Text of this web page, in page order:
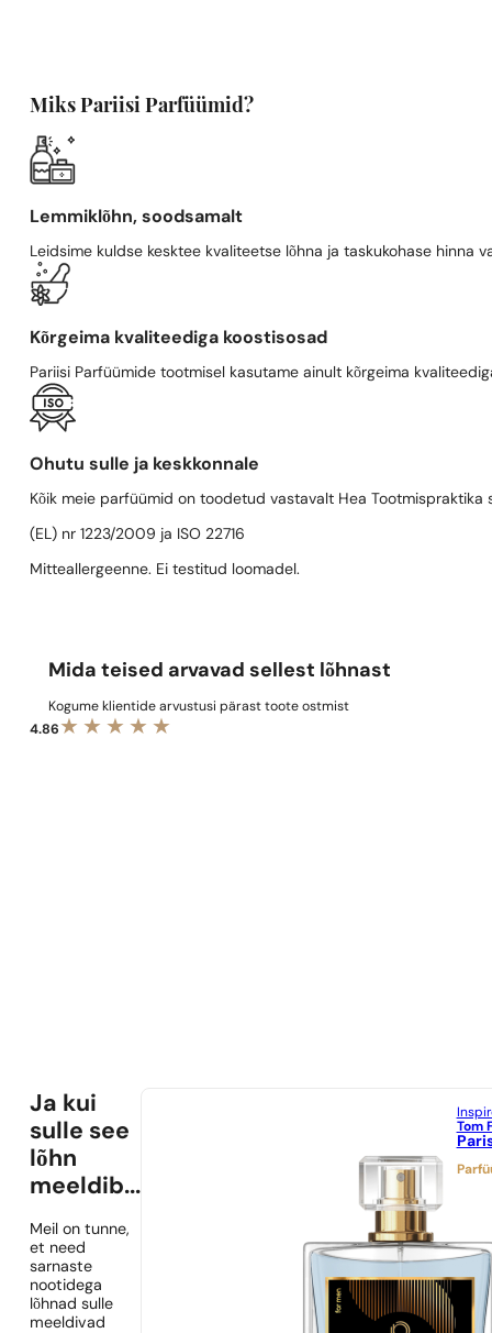
Miks Pariisi Parfüümid?
Lemmiklõhn, soodsamalt
Leidsime kuldse kesktee kvaliteetse lõhna ja taskukohase hinna
Kõrgeima kvaliteediga koostisosad
Pariisi Parfüümide tootmisel kasutame ainult kõrgeima
Ohutu sulle ja keskkonnale
Kõik meie parfüümid on toodetud vastavalt Hea Tootmispraktika
(EL) nr 1223/2009 ja ISO 22716
Mitteallergeenne. Ei testitud loomadel.
Mida teised arvavad sellest lõhnast
Kogume klientide arvustusi pärast toote ostmist
4.86
Ja kui
sulle see
lõhn
meeldib...
Meil on tunne,
et need
sarnaste
nootidega
lõhnad sulle
meeldivad
Tom